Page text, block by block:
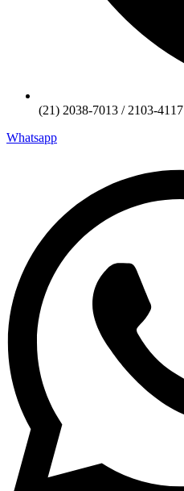
(21) 2038-7013 / 2103-4117
Whatsapp